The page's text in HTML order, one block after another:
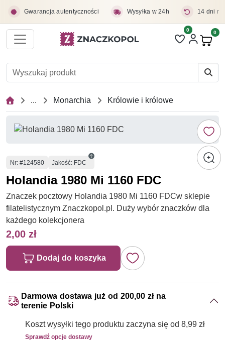
Gwarancja autentyczności Wysyłka w 24h 14 dni
Liczba pozycji
0 0
... Monarchia Królowie i królowe
Numer
Nr: #124580 Jakość: FDC
Holandia 1980 Mi 1160 FDC
Znaczek pocztowy Holandia 1980 Mi 1160 FDCw sklepie
filatelistycznym Znaczkopol.pl. Duży wybór znaczków dla
każdego kolekcjonera
2,00 zł
Dodaj do koszyka
Darmowa dostawa już od 200,00 zł na
terenie Polski
Koszt wysyłki tego produktu zaczyna się od 8,99 zł
Sprawdź opcje dostawy